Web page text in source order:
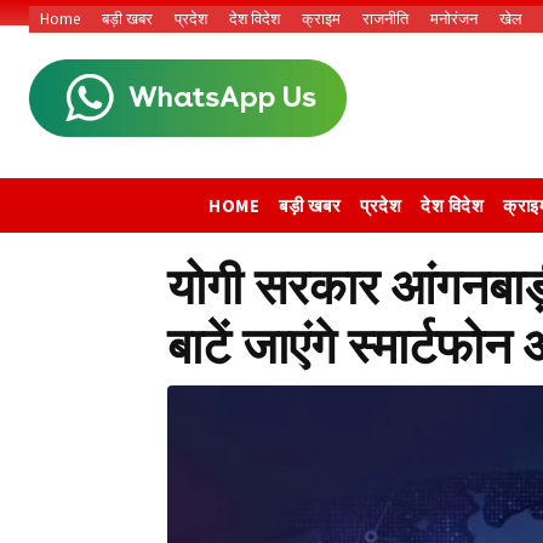
Home बड़ी खबर प्रदेश देश विदेश क्राइम राजनीति मनोरंजन खेल
HOME बड़ी खबर प्रदेश देश विदेश
योगी सरकार
बाटें जाएंगे